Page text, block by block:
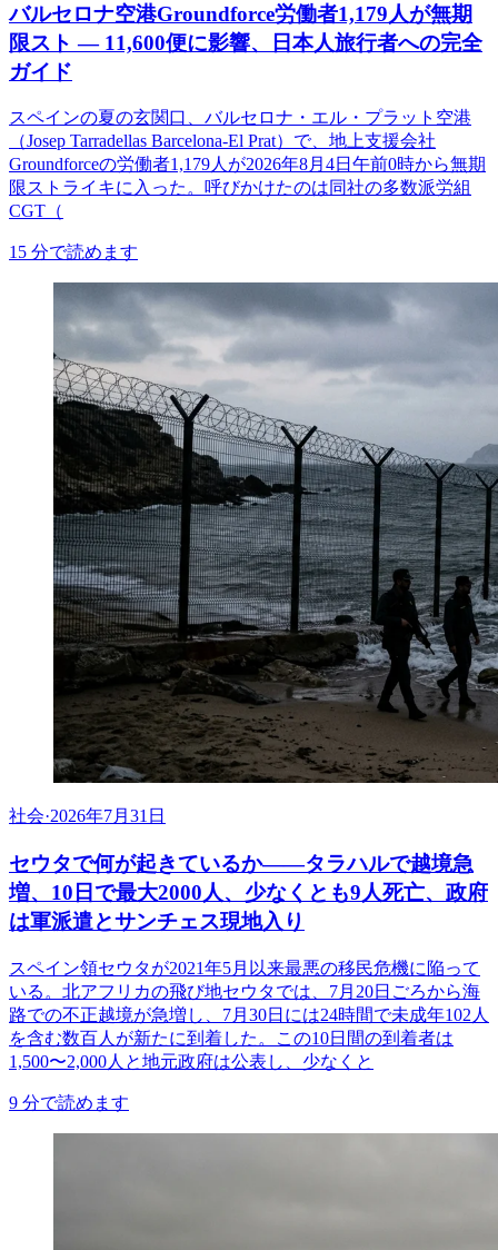
バルセロナ空港Groundforce労働者1,179人が無期
限スト ― 11,600便に影響、日本人旅行者への完全
ガイド
スペインの夏の玄関口、バルセロナ・エル・プラット空港
（Josep Tarradellas Barcelona-El Prat）で、地上支援会社
Groundforceの労働者1,179人が2026年8月4日午前0時から無期
限ストライキに入った。呼びかけたのは同社の多数派労組
CGT（
15 分で読めます
社会·2026年7月31日
セウタで何が起きているか——タラハルで越境急
増、10日で最大2000人、少なくとも9人死亡、政府
は軍派遣とサンチェス現地入り
スペイン領セウタが2021年5月以来最悪の移民危機に陥って
いる。北アフリカの飛び地セウタでは、7月20日ごろから海
路での不正越境が急増し、7月30日には24時間で未成年102人
を含む数百人が新たに到着した。この10日間の到着者は
1,500〜2,000人と地元政府は公表し、少なくと
9 分で読めます